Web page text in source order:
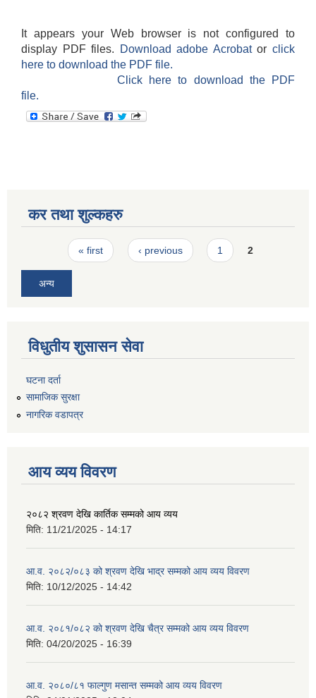
It appears your Web browser is not configured to
display PDF files.
Download adobe Acrobatorclick
here to download the PDF file.
Click here to download the PDF
file.
कर तथा शुल्कहरु
Pages« first ‹ previous 1 2
अन्य
विधुतीय शुसासन सेवा
घटना दर्ता
सामाजिक सुरक्षा
नागरिक वडापत्र
आय व्यय विवरण
२०८२ श्रवण देखि कार्तिक सम्मको आय व्यय
मिति: 11/21/2025 - 14:17
आ.व. २०८२/०८३ को श्रवण देखि भाद्र सम्मको आय व्यय विवरण
मिति: 10/12/2025 - 14:42
आ.व. २०८१/०८२ को श्रवण देखि चैत्र सम्मको आय व्यय विवरण
मिति: 04/20/2025 - 16:39
आ.व. २०८०/८१ फाल्गुण मसान्त सम्मको आय व्यय विवरण